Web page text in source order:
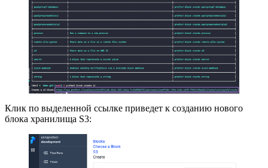
Клик по выделенной ссылке приведет к созданию нового
блока хранилища S3: